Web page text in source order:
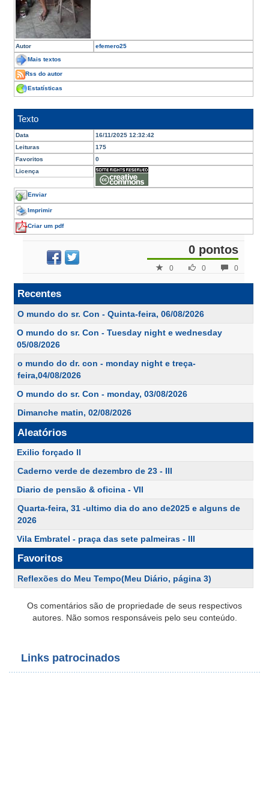
Autor efemero25
Mais textos
Rss do autor
Estatísticas
Texto
Data
16/11/2025 12:32:42
Leituras
175
Favoritos
0
Licença
Enviar
Imprimir
Criar um pdf
0 pontos
0
0
0
Recentes
O mundo do sr. Con - Quinta-feira, 06/08/2026
O mundo do sr. Con - Tuesday night e wednesday
05/08/2026
o mundo do dr. con - monday night e treça-
feira,04/08/2026
O mundo do sr. Con - monday, 03/08/2026
Dimanche matin, 02/08/2026
Aleatórios
Exilio forçado ll
Caderno verde de dezembro de 23 - III
Diario de pensão & oficina - VII
Quarta-feira, 31 -ultimo dia do ano de2025 e alguns de
2026
Vila Embratel - praça das sete palmeiras - III
Favoritos
Reflexões do Meu Tempo(Meu Diário, página 3)
Os comentários são de propriedade de seus respectivos
autores. Não somos responsáveis pelo seu conteúdo.
Links patrocinados